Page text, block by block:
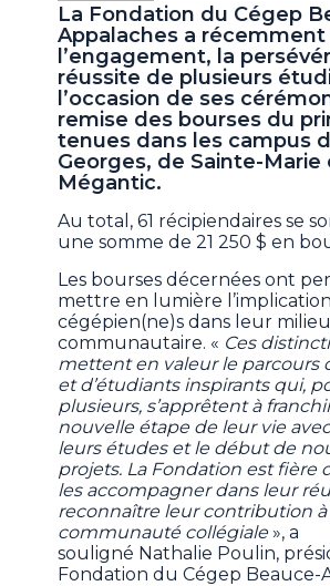
La Fondation du Cégep
Appalaches a
l’engagement, la
réussite de plusieurs
l’occasion de ses
remise des bourses du
tenues dans les campus
Georges, de Sainte-Marie
Mégantic.
Au total, 61 récipiendaires se
une somme de 21 250 $ en
Les bourses décernées ont
mettre en lumière
cégépien(ne)s dans leur
communautaire. « Ces
mettent en valeur le parcours
et d’étudiants inspirants qui,
plusieurs, s’apprêtent à
nouvelle étape de leur vie
leurs études et le début de
projets. La Fondation est fière
les accompagner dans leur
reconnaître leur contribution à
communauté collégiale», a
souligné Nathalie Poulin,
Fondation du Cégep Beauce-